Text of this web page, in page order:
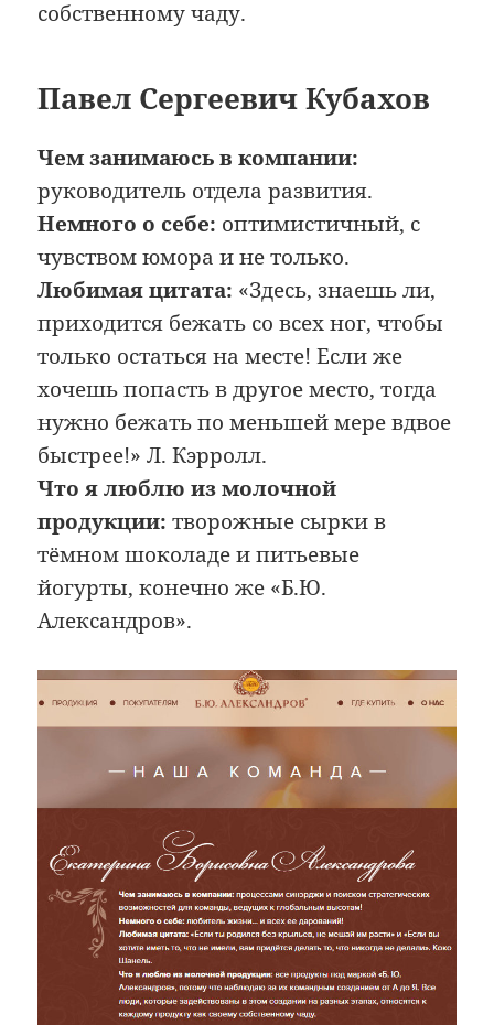
собственному чаду.
Павел Сергеевич Кубахов
Чем занимаюсь в компании:
руководитель отдела развития.
Немного о себе: оптимистичный, с
чувством юмора и не только.
Любимая цитата: «Здесь, знаешь ли,
приходится бежать со всех ног, чтобы
только остаться на месте! Если же
хочешь попасть в другое место, тогда
нужно бежать по меньшей мере вдвое
быстрее!» Л. Кэрролл.
Что я люблю из молочной
продукции: творожные сырки в
тёмном шоколаде и питьевые
йогурты, конечно же «Б.Ю.
Александров».